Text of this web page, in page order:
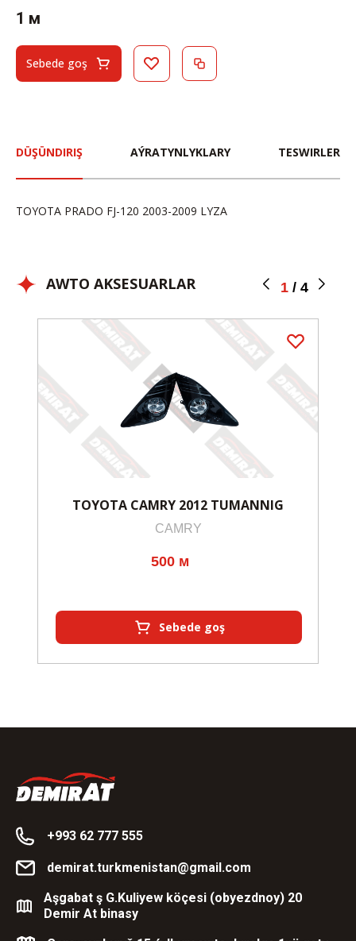
1 м
Sebede goş
DÜŞÜNDIRIŞ AÝRATYNLYKLARY TESWIRLER
TOYOTA PRADO FJ-120 2003-2009 LYZA
AWTO AKSESUARLAR 1 / 4
TOYOTA CAMRY 2012 TUMANNIG
CAMRY
500 м
Sebede goş
+993 62 777 555
demirat.turkmenistan@gmail.com
Aşgabat ş G.Kuliyew köçesi (obyezdnoy) 20
Demir At binasy